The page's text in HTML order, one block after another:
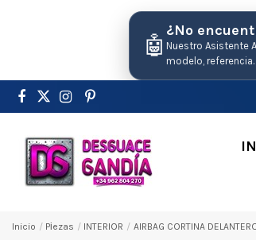
🤖
¿No
Nuestro Asistente
modelo, referencia.
Inicio Pіezas INTERIOR AIRBAG CORTINA